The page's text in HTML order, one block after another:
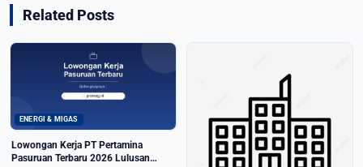
Related Posts
ENERGI & MIGAS
Lowongan Kerja PT Pertamina
Pasuruan Terbaru 2026 Lulusan